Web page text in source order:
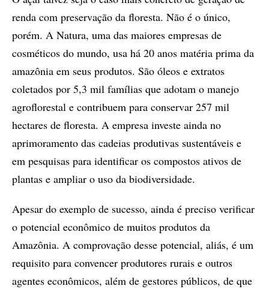
renda com preservação da floresta. Não é o único,
porém. A Natura, uma das maiores empresas de
cosméticos do mundo, usa há 20 anos matéria prima da
amazônia em seus produtos. São óleos e extratos
coletados por 5,3 mil famílias que adotam o manejo
agroflorestal e contribuem para conservar 257 mil
hectares de floresta. A empresa investe ainda no
aprimoramento das cadeias produtivas sustentáveis e
em pesquisas para identificar os compostos ativos de
plantas e ampliar o uso da biodiversidade.
Apesar do exemplo de sucesso, ainda é preciso verificar
o potencial econômico de muitos produtos da
Amazônia. A comprovação desse potencial, aliás, é um
requisito para convencer produtores rurais e outros
agentes econômicos, além de gestores públicos, de que